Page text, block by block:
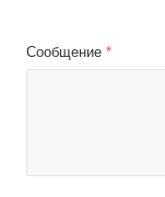
Сообщение *